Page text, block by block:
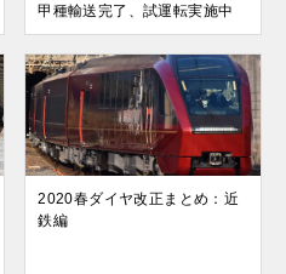
甲種輸送完了、試運転実施中
2020春ダイヤ改正まとめ：近
鉄編